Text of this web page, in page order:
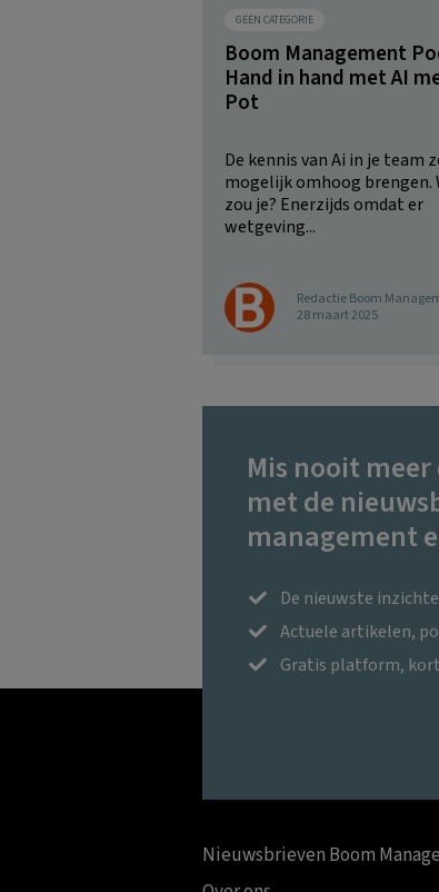
GEEN CATEGORIE
Boom Management
Hand in hand met AI
Pot
De kennis van Ai in je team
mogelijk omhoog brengen.
zou je? Enerzijds omdat er
wetgeving...
Redactie Boom
28 maart 2025
Mis nooit
met de
management
De nieuwste
Actuele artikelen,
Gratis platform,
Nieuwsbrieven Boom